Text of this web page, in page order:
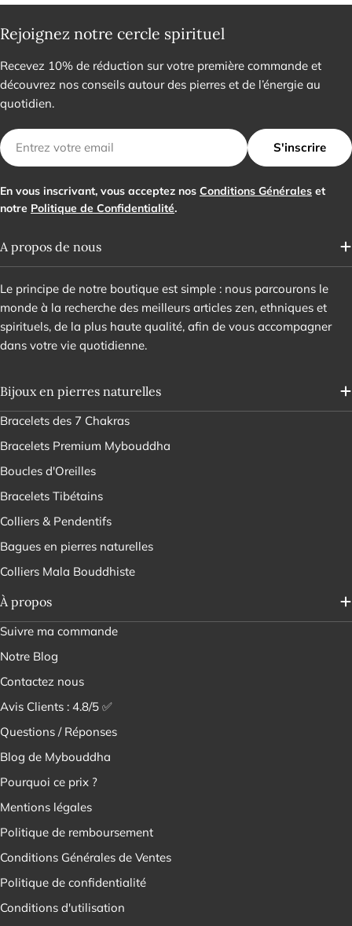
Rejoignez notre cercle spirituel
Recevez 10% de réduction sur votre première commande et
découvrez nos conseils autour des pierres et de l’énergie au
quotidien.
E-
mail
S'inscrire
En vous inscrivant, vous acceptez nos Conditions Générales et
notre Politique de Confidentialité.
A propos de nous
Le principe de notre boutique est simple : nous parcourons le
monde à la recherche des meilleurs articles zen, ethniques et
spirituels, de la plus haute qualité, afin de vous accompagner
dans votre vie quotidienne.
Bijoux en pierres naturelles
Bracelets des 7 Chakras
Bracelets Premium Mybouddha
Boucles d'Oreilles
Bracelets Tibétains
Colliers & Pendentifs
Bagues en pierres naturelles
Colliers Mala Bouddhiste
À propos
Suivre ma commande
Notre Blog
Contactez nous
Avis Clients : 4.8/5 ✅
Questions / Réponses
Blog de Mybouddha
Pourquoi ce prix ?
Mentions légales
Politique de remboursement
Conditions Générales de Ventes
Politique de confidentialité
Conditions d'utilisation